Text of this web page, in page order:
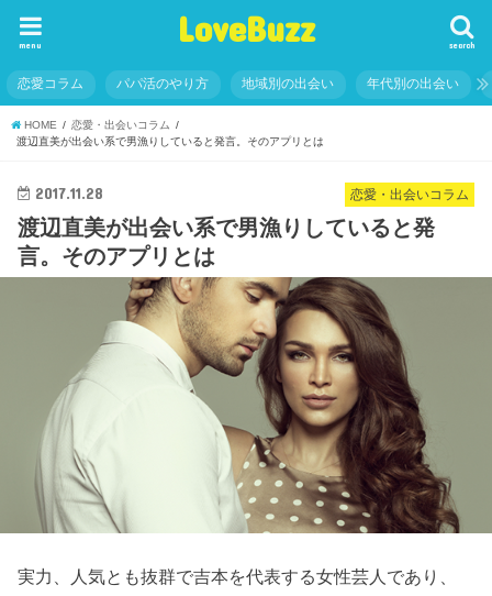
LoveBuzz search
menu
恋愛コラム パパ活のやり方 地域別の出会い 年代別の出会い
HOME
恋愛・出会いコラム
渡辺直美が出会い系で男漁りしていると発言。そのアプリとは
恋愛・出会いコラム
2017.11.28
渡辺直美が出会い系で男漁りしていると発
言。そのアプリとは
実力、人気とも抜群で吉本を代表する女性芸人であり、